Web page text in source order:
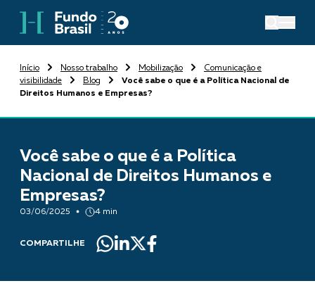
Início Nosso trabalho Mobilização
Comunicação e
visibilidade
Blog
Você sabe o que é a Política Nacional de
Direitos Humanos e Empresas?
Você sabe o que é a Política
Nacional de Direitos Humanos e
Empresas?
03/06/2025 4 min
COMPARTILHE